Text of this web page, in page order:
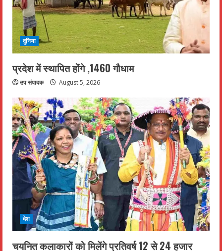
दुनिया
प्रदेश में स्थापित होंगे ,1460 गौधाम
उप संपादक August 5, 2026
देश
चयनित कलाकारों को मिलेंगे प्रतिवर्ष 12 से 24 हजार